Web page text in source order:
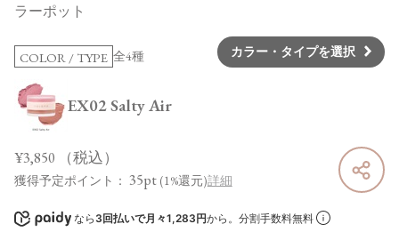
ラーポット
COLOR / TYPE 全4種 カラー・タイプを選択
EX02 Salty Air
¥3,850 （税込）
獲得予定ポイント： 35pt (1%還元)詳細
なら 3回払いで月々1,283円から。分割手数料無料